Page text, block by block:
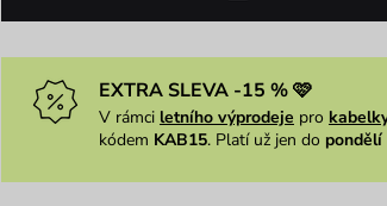
EXTRA SLEVA -15 % 🩷
V rámci letního výprodeje pro
kódem KAB15. Platí už jen do pondělí